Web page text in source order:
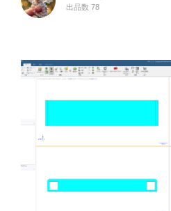
出品数 78